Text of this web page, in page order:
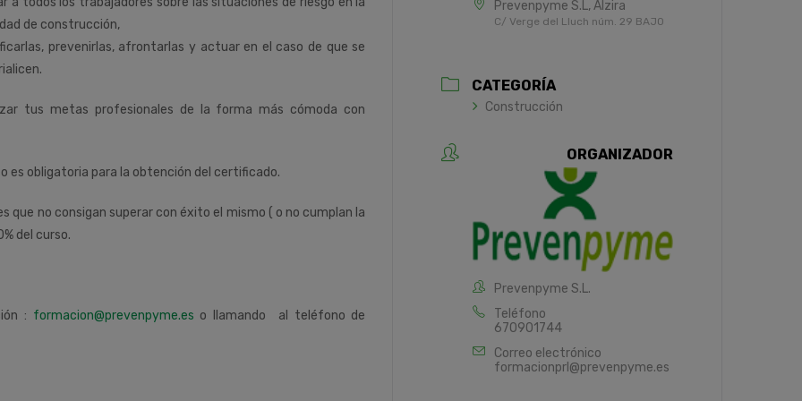
de construcción,
prevenirlas, afrontarlas y actuar en el caso de que se
tus metas profesionales de la forma más cómoda con
es obligatoria para la obtención del certificado.
que no consigan superar con éxito el mismo ( o no cumplan la
del curso.
: formacion@prevenpyme.es o llamando al teléfono de
Prevenpyme S.L, Alzira
C/ Verge del Lluch núm. 29 BAJO
CATEGORÍA
Construcción
ORGANIZADOR
Prevenpyme S.L.
Teléfono
670901744
Correo electrónico
formacionprl@prevenpyme.es